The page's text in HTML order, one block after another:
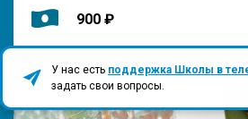
900 ₽
У нас есть поддержка Школы в
задать свои вопросы.